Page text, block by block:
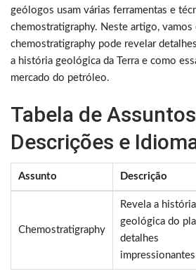
geólogos usam várias ferramentas e
chemostratigraphy. Neste artigo, vamos
chemostratigraphy pode revelar
a história geológica da Terra e como
mercado do petróleo.
Tabela de
Descrições e
Assunto Descrição
Chemostratigraphy
Revela a história
geológica do
detalhes
impressionantes